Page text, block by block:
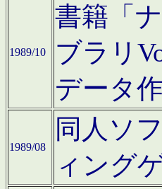
1989/10
書籍「
ブラリ
データ
1989/08
同人ソ
ィング